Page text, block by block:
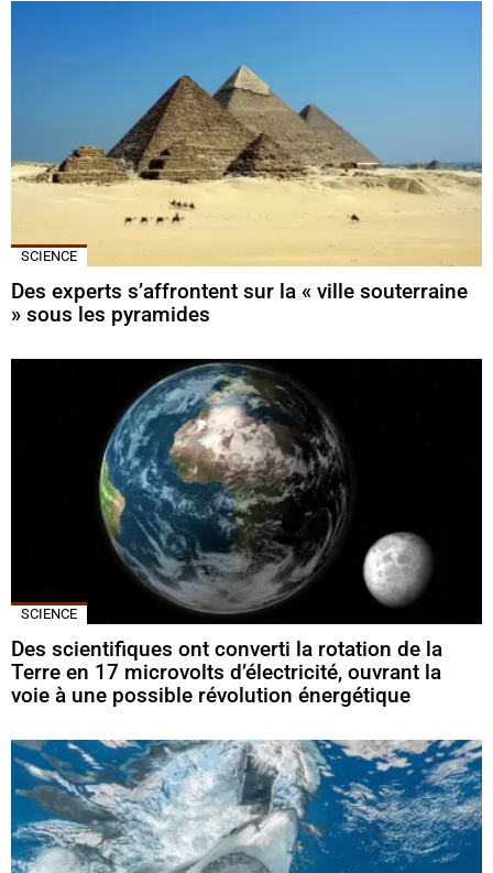
SCIENCE
Des experts s’affrontent sur la « ville souterraine
» sous les pyramides
SCIENCE
Des scientifiques ont converti la rotation de la
Terre en 17 microvolts d’électricité, ouvrant la
voie à une possible révolution énergétique